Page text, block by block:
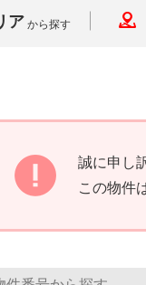
ア から探す
誠に申し
この物件